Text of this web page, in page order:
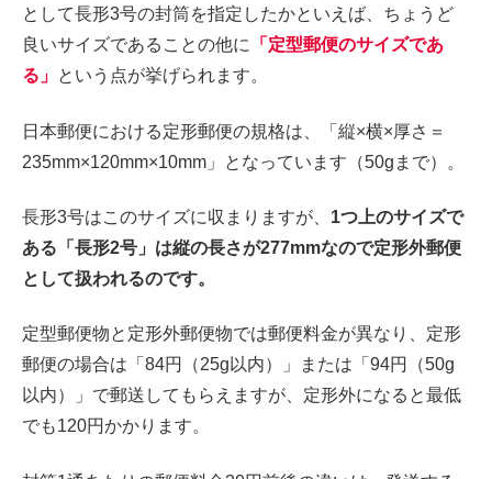
として長形3号の封筒を指定したかといえば、ちょうど
良いサイズであることの他に
「定型郵便のサイズであ
る」 という点が挙げられます。
日本郵便における定形郵便の規格は、「縦×横×厚さ＝
235mm×120mm×10mm」となっています（50gまで）。
長形3号はこのサイズに収まりますが、 1つ上のサイズで
ある「長形2号」は縦の長さが277mmなので定形外郵便
として扱われるのです。
定型郵便物と定形外郵便物では郵便料金が異なり、定形
郵便の場合は「84円（25g以内）」または「94円（50g
以内）」で郵送してもらえますが、定形外になると最低
でも120円かかります。